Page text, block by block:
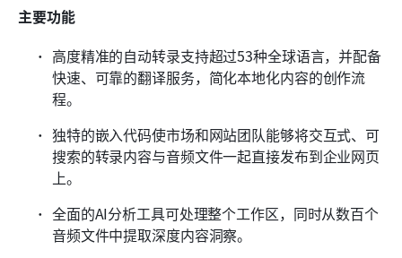
主要功能
高度精准的自动转录支持超过53种全球语言，并配备
快速、可靠的翻译服务，简化本地化内容的创作流
程。
独特的嵌入代码使市场和网站团队能够将交互式、可
搜索的转录内容与音频文件一起直接发布到企业网页
上。
全面的AI分析工具可处理整个工作区，同时从数百个
音频文件中提取深度内容洞察。